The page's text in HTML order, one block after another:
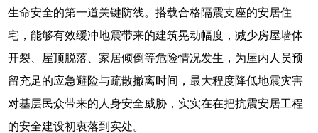
生命安全的第一道关键防线。搭载合格隔震支座的安居住
宅，能够有效缓冲地震带来的建筑晃动幅度，减少房屋墙体
开裂、屋顶脱落、家居倾倒等危险情况发生，为屋内人员预
留充足的应急避险与疏散撤离时间，最大程度降低地震灾害
对基层民众带来的人身安全威胁，实实在在把抗震安居工程
的安全建设初衷落到实处。